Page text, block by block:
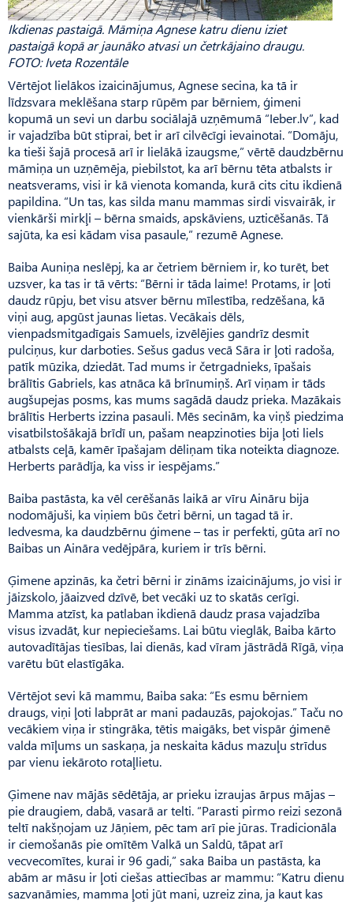
Ikdienas pastaigā. Māmiņa Agnese katru dienu iziet
pastaigā kopā ar jaunāko atvasi un četrkājaino draugu.
FOTO: Iveta Rozentāle
Vērtējot lielākos izaicinājumus, Agnese secina, ka tā ir
līdzsvara meklēšana starp rūpēm par bērniem, ģimeni
kopumā un sevi un darbu sociālajā uzņēmumā “Ieber.lv”, kad
ir vajadzība būt stiprai, bet ir arī cilvēcīgi ievainotai. “Domāju,
ka tieši šajā procesā arī ir lielākā izaugsme,” vērtē daudzbērnu
māmiņa un uzņēmēja, piebilstot, ka arī bērnu tēta atbalsts ir
neatsverams, visi ir kā vienota komanda, kurā cits citu ikdienā
papildina. “Un tas, kas silda manu mammas sirdi visvairāk, ir
vienkārši mirkļi – bērna smaids, apskāviens, uzticēšanās. Tā
sajūta, ka esi kādam visa pasaule,” rezumē Agnese.
Baiba Auniņa neslēpj, ka ar četriem bērniem ir, ko turēt, bet
uzsver, ka tas ir tā vērts: “Bērni ir tāda laime! Protams, ir ļoti
daudz rūpju, bet visu atsver bērnu mīlestība, redzēšana, kā
viņi aug, apgūst jaunas lietas. Vecākais dēls,
vienpadsmitgadīgais Samuels, izvēlējies gandrīz desmit
pulciņus, kur darboties. Sešus gadus vecā Sāra ir ļoti radoša,
patīk mūzika, dziedāt. Tad mums ir četr­gadnieks, īpašais
brālītis Gabriels, kas atnāca kā brīnumiņš. Arī viņam ir tāds
augšup­ejas posms, kas mums sagādā daudz prieka. Mazākais
brālītis Herberts izzina pasauli. Mēs secinām, ka viņš piedzima
visatbilstošākajā brīdī un, pašam neapzinoties bija ļoti liels
atbalsts ceļā, kamēr īpašajam dēliņam tika noteikta diagnoze.
Herberts parādīja, ka viss ir iespējams.”
Baiba pastāsta, ka vēl cerēšanās laikā ar vīru Aināru bija
nodomājuši, ka viņiem būs četri bērni, un tagad tā ir.
Iedvesma, ka daudzbērnu ģimene – tas ir perfekti, gūta arī no
Baibas un Aināra vedējpāra, kuriem ir trīs bērni.
Ģimene apzinās, ka četri bērni ir zināms izaicinājums, jo visi ir
jāizskolo, jāaizved dzīvē, bet vecāki uz to skatās cerīgi.
Mamma atzīst, ka patlaban ikdienā daudz prasa vajadzība
visus izvadāt, kur nepieciešams. Lai būtu vieglāk, Baiba kārto
autovadītājas tiesības, lai dienās, kad vīram jāstrādā Rīgā, viņa
varētu būt elastīgāka.
Vērtējot sevi kā mammu, Baiba saka: “Es esmu bērniem
draugs, viņi ļoti labprāt ar mani padauzās, pajokojas.” Taču no
vecākiem viņa ir stingrāka, tētis maigāks, bet vispār ģimenē
valda mīļums un saskaņa, ja neskaita kādus mazuļu strīdus
par vienu iekāroto rotaļlietu.
Ģimene nav mājās sēdētāja, ar prieku izraujas ārpus mājas –
pie draugiem, dabā, vasarā ar telti. “Parasti pirmo reizi sezonā
teltī nakšņojam uz Jāņiem, pēc tam arī pie jūras. Tradicionāla
ir ciemošanās pie omītēm Valkā un Saldū, tāpat arī
vecvecomītes, kurai ir 96 gadi,” saka Baiba un pastāsta, ka
abām ar māsu ir ļoti ciešas attiecības ar mammu: “Katru dienu
sazvanāmies, mamma ļoti jūt mani, uzreiz zina, ja kaut kas